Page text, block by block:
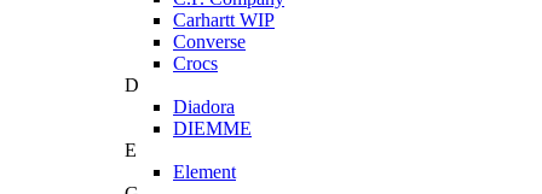
Carhartt WIP
Converse
Crocs
D
Diadora
DIEMME
E
Element